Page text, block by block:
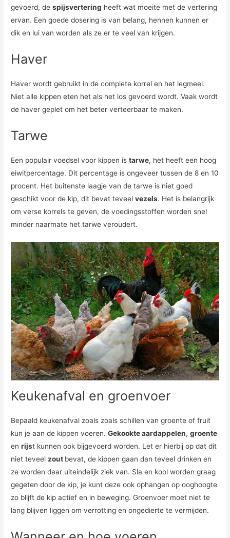
gevoerd, despijsvertering heeft wat moeite met de vertering
ervan. Een goede dosering is van belang, hennen kunnen er
dik en lui van worden als ze er te veel van krijgen.
Haver
Haver wordt gebruikt in de complete korrel en het legmeel.
Niet alle kippen eten het als het los gevoerd wordt. Vaak wordt
de haver geplet om het beter verteerbaar te maken.
Tarwe
Een populair voedsel voor kippen istarwe, het heeft een hoog
eiwitpercentage. Dit percentage is ongeveer tussen de 8 en 10
procent. Het buitenste laagje van de tarwe is niet goed
geschikt voor de kip, dit bevat teveelvezels. Het is belangrijk
om verse korrels te geven, de voedingsstoffen worden snel
minder naarmate het tarwe veroudert.
Keukenafval en groenvoer
Bepaald keukenafval zoals zoals schillen van groente of fruit
kun je aan de kippen voeren.Gekookte aardappelen,groente
enrijst kunnen ook bijgevoerd worden. Let er hierbij op dat dit
niet teveel zout bevat, de kippen gaan dan teveel drinken en
ze worden daar uiteindelijk ziek van. Sla en kool worden graag
gegeten door de kip, je kunt deze ook ophangen op ooghoogte
zo blijft de kip actief en in beweging. Groenvoer moet niet te
lang blijven liggen om verrotting en ongedierte te vermijden.